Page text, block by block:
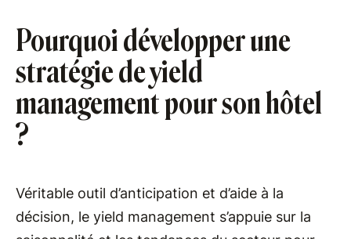
Pourquoi développer une
stratégie de yield
management pour son hôtel
?
Véritable outil d’anticipation et d’aide à la
décision, le yield management s’appuie sur la